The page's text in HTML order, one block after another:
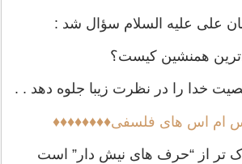
علی علیه السلام سؤال شد :
همنشین کیست؟
خدا را در نظرت زیبا جلوه دهد . .
ام اس های فلسفی♦♦♦♦♦♦♦♦
تر از “حرف هاى نیش دار” است